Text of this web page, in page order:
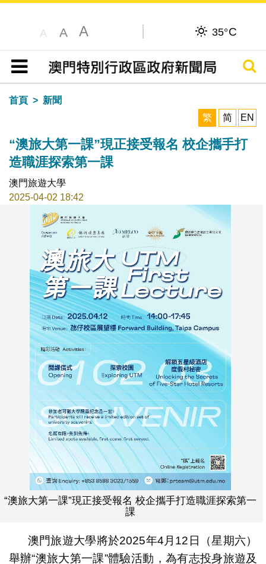
A A A 35°C
目錄
搜尋
首頁
新聞
繁
简 EN
“澳旅大第一課”現正接受報名 校企攜手打
造職涯探索第一課
澳門旅遊大學
2025-04-02 18:42
“澳旅大第一課”現正接受報名 校企攜手打造職涯探索第一
課
澳門旅遊大學將於2025年4月12日（星期六）
舉辦“澳旅大第一課”體驗活動，為有志投身旅遊及